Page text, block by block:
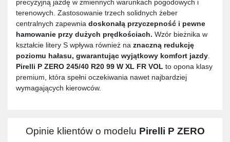
precyzyjną jazdę w zmiennych warunkach pogodowych i
terenowych. Zastosowanie trzech solidnych żeber
centralnych zapewnia doskonałą przyczepność i pewne
hamowanie przy dużych prędkościach. Wzór bieżnika w
kształcie litery S wpływa również na znaczną redukcję
poziomu hałasu, gwarantując wyjątkowy komfort jazdy.
Pirelli P ZERO 245/40 R20 99 W XL FR VOL to opona klasy
premium, która spełni oczekiwania nawet najbardziej
wymagających kierowców.
Opinie klientów o modelu Pirelli P ZERO